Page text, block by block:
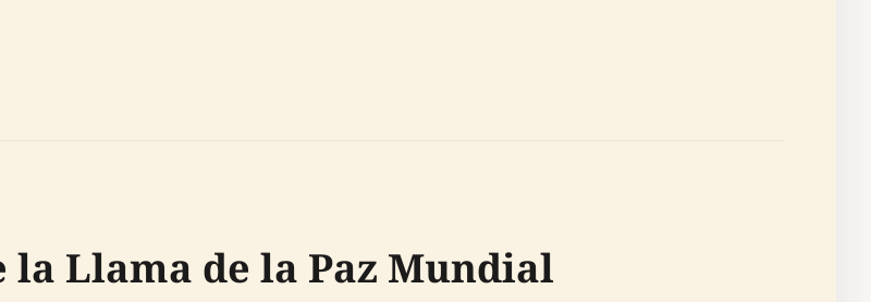
la Llama de la Paz Mundial